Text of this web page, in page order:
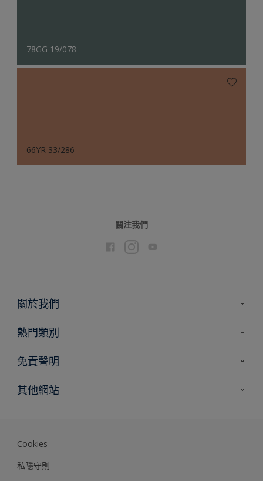
78GG 19/078
66YR 33/286
關注我們
關於我們
聯絡我們
熱門類別
尋找顏色
專家見解
免責聲明
色彩準確度
其他網站
Cookies
私隱守則